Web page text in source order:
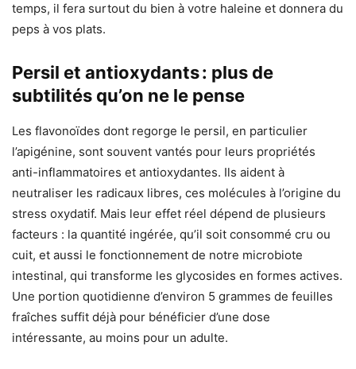
temps, il fera surtout du bien à votre haleine et donnera du
peps à vos plats.
Persil et antioxydants : plus de
subtilités qu’on ne le pense
Les flavonoïdes dont regorge le persil, en particulier
l’apigénine, sont souvent vantés pour leurs propriétés
anti-inflammatoires et antioxydantes. Ils aident à
neutraliser les radicaux libres, ces molécules à l’origine du
stress oxydatif. Mais leur effet réel dépend de plusieurs
facteurs : la quantité ingérée, qu’il soit consommé cru ou
cuit, et aussi le fonctionnement de notre microbiote
intestinal, qui transforme les glycosides en formes actives.
Une portion quotidienne d’environ 5 grammes de feuilles
fraîches suffit déjà pour bénéficier d’une dose
intéressante, au moins pour un adulte.